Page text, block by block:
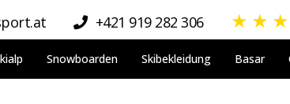
+421 919 282 306 ★ ★ ★
Snowboarden Skibekleidung Basar